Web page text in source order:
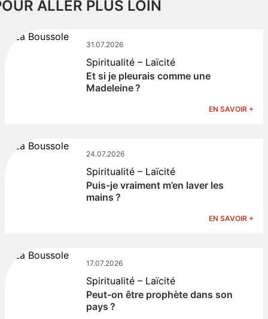
ALLER PLUS LOIN
31.07.2026
Spiritualité – Laïcité
Et si je pleurais comme une
Madeleine ?
EN SAVOIR +
24.07.2026
Spiritualité – Laïcité
Puis-je vraiment m’en laver les
mains ?
EN SAVOIR +
17.07.2026
Spiritualité – Laïcité
Peut-on être prophète dans son
pays ?